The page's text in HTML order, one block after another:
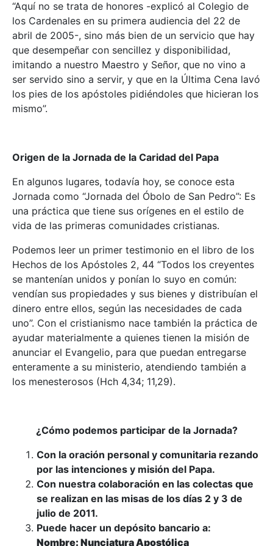
“Aquí no se trata de honores -explicó al Colegio de
los Cardenales en su primera audiencia del 22 de
abril de 2005-, sino más bien de un servicio que hay
que desempeñar con sencillez y disponibilidad,
imitando a nuestro Maestro y Señor, que no vino a
ser servido sino a servir, y que en la Última Cena lavó
los pies de los apóstoles pidiéndoles que hicieran los
mismo”.
Origen de la Jornada de la Caridad del Papa
En algunos lugares, todavía hoy, se conoce esta
Jornada como “Jornada del Óbolo de San Pedro”: Es
una práctica que tiene sus orígenes en el estilo de
vida de las primeras comunidades cristianas.
Podemos leer un primer testimonio en el libro de los
Hechos de los Apóstoles 2, 44 “Todos los creyentes
se mantenían unidos y ponían lo suyo en común:
vendían sus propiedades y sus bienes y distribuían el
dinero entre ellos, según las necesidades de cada
uno”. Con el cristianismo nace también la práctica de
ayudar materialmente a quienes tienen la misión de
anunciar el Evangelio, para que puedan entregarse
enteramente a su ministerio, atendiendo también a
los menesterosos (Hch 4,34; 11,29).
¿Cómo podemos participar de la Jornada?
Con la oración personal y comunitaria rezando
por las intenciones y misión del Papa.
Con nuestra colaboración en las colectas que
se realizan en las misas de los días 2 y 3 de
julio de 2011.
Puede hacer un depósito bancario a:
Nombre: Nunciatura Apostólica